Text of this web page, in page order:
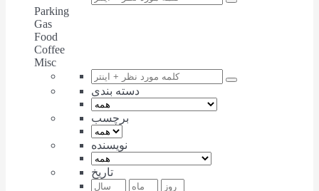
Parking
Gas
Food
Coffee
Misc
دسته بندی
برچسب
نویسنده
تاریخ